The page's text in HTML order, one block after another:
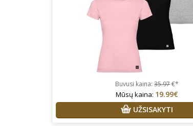
Buvusi kaina:35.97€*
Mūsų kaina: 19.99€
UŽSISAKYTI